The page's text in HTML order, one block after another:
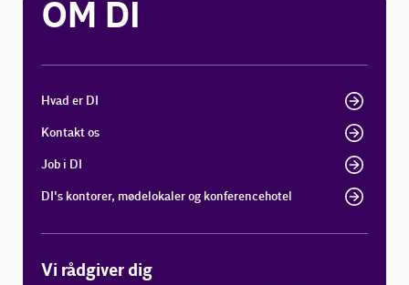
OM DI
Hvad er DI
Kontakt os
Job i DI
DI's kontorer, mødelokaler og konferencehotel
Vi rådgiver dig